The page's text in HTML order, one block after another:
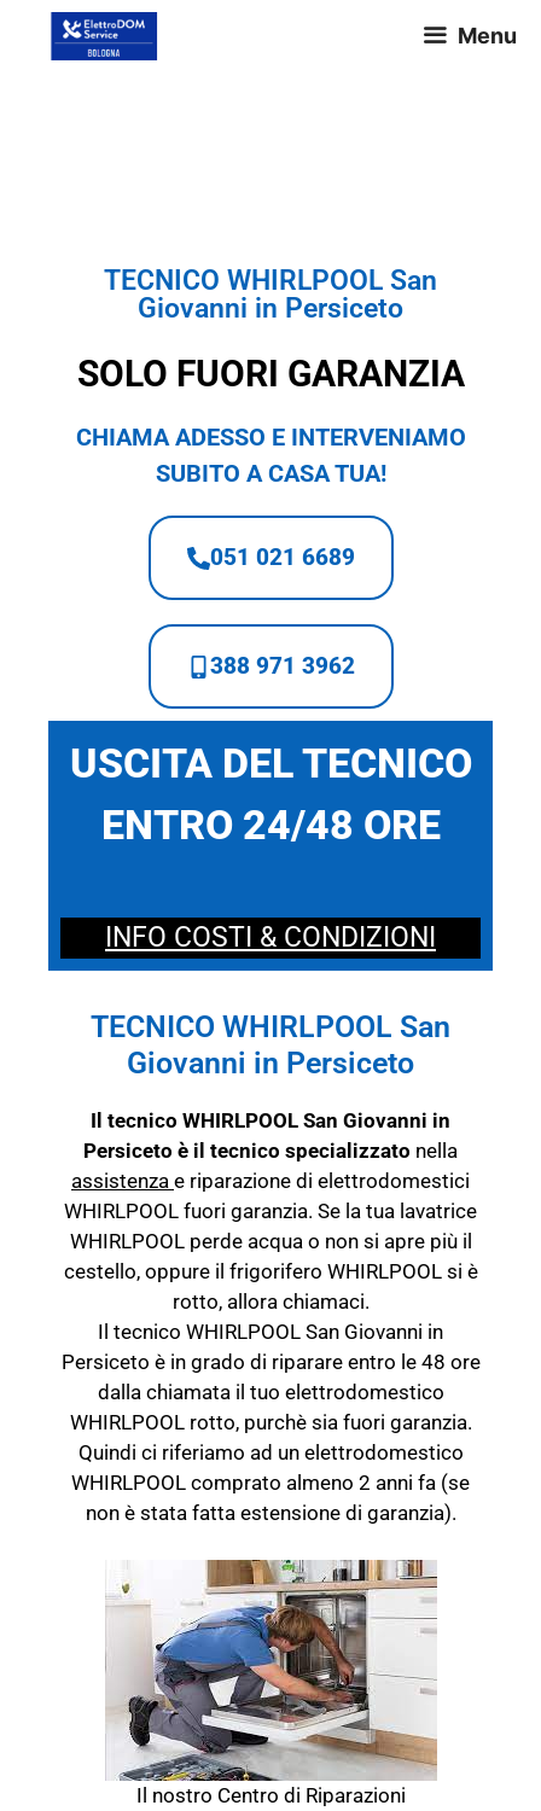
Menu
TECNICO WHIRLPOOL San
Giovanni in Persiceto
SOLO FUORI GARANZIA
CHIAMA ADESSO E INTERVENIAMO
SUBITO A CASA TUA!
051 021 6689
388 971 3962
USCITA DEL TECNICO
ENTRO 24/48 ORE
INFO COSTI & CONDIZIONI
TECNICO WHIRLPOOL San
Giovanni in Persiceto
Il tecnico WHIRLPOOL San Giovanni in
Persiceto è il tecnico specializzato nella
assistenza e riparazione di elettrodomestici
WHIRLPOOL fuori garanzia. Se la tua lavatrice
WHIRLPOOL perde acqua o non si apre più il
cestello, oppure il frigorifero WHIRLPOOL si è
rotto, allora chiamaci.
Il tecnico WHIRLPOOL San Giovanni in
Persiceto è in grado di riparare entro le 48 ore
dalla chiamata il tuo elettrodomestico
WHIRLPOOL rotto, purchè sia fuori garanzia.
Quindi ci riferiamo ad un elettrodomestico
WHIRLPOOL comprato almeno 2 anni fa (se
non è stata fatta estensione di garanzia).
Il nostro Centro di Riparazioni